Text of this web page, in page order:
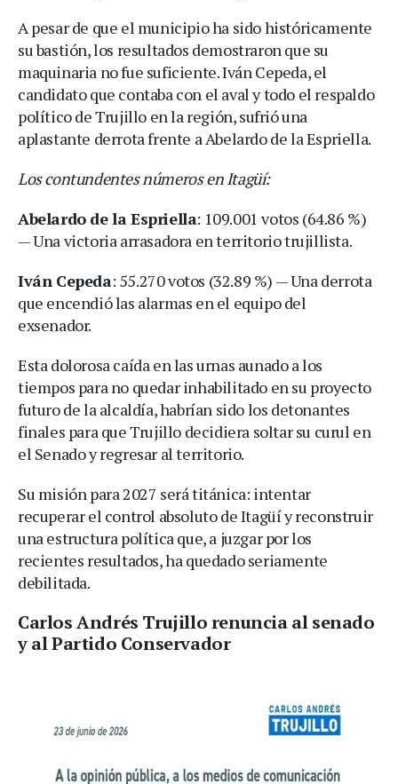
A pesar de que el municipio ha sido históricamente
su bastión, los resultados demostraron que su
maquinaria no fue suficiente. Iván Cepeda, el
candidato que contaba con el aval y todo el respaldo
político de Trujillo en la región, sufrió una
aplastante derrota frente a Abelardo de la Espriella.
Los contundentes números en Itagüí:
Abelardo de la Espriella: 109.001 votos (64.86 %)
— Una victoria arrasadora en territorio trujillista.
Iván Cepeda: 55.270 votos (32.89 %) — Una derrota
que encendió las alarmas en el equipo del
exsenador.
Esta dolorosa caída en las urnas aunado a los
tiempos para no quedar inhabilitado en su proyecto
futuro de la alcaldía, habrían sido los detonantes
finales para que Trujillo decidiera soltar su curul en
el Senado y regresar al territorio.
Su misión para 2027 será titánica: intentar
recuperar el control absoluto de Itagüí y reconstruir
una estructura política que, a juzgar por los
recientes resultados, ha quedado seriamente
debilitada.
Carlos Andrés Trujillo renuncia al senado
y al Partido Conservador